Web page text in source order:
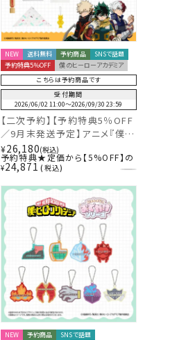
NEW 送料無料 予約商品
SNSで話題
予約特典5％OFF
僕のヒーローアカデミア
こちらは予約商品です
受付期間
2026/06/02 11:00〜2026/09/30 23:59
【二次予約】【予約特典5％OFF
／9月末発送予定】アニメ『僕の
ヒーローアカデミア』 防災リュ
ックセット 粧美堂 shobido
MH56947 ヒロアカ
¥26,180 税込
予約特典★定価から【5%OFF】の
¥24,871 税込
NEW 予約商品
SNSで話題